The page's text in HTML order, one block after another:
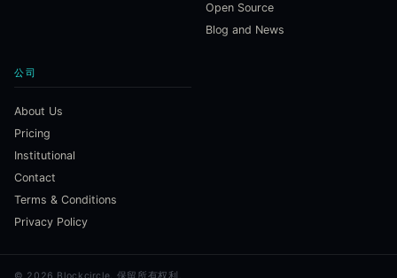
Open Source
Blog and News
公司
About Us
Pricing
Institutional
Contact
Terms & Conditions
Privacy Policy